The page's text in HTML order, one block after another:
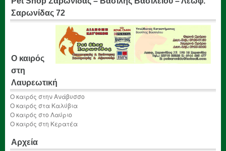
Σαρωνίδας 72
Ο καιρός
στη
Λαυρεωτική
Ο καιρός στην Ανάβυσσο
Ο καιρός στα Καλύβια
Ο καιρός στο Λαύριο
Ο καιρός στη Κερατέα
Αρχεία